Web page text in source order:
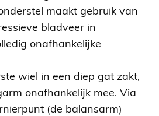
maakt gebruik van
bladveer in
onafhankelijke
wiel in een diep gat zakt,
onafhankelijk mee. Via
(de balansarm)